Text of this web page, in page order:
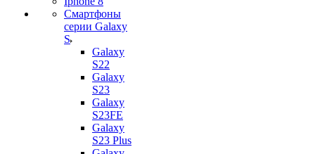
Смартфоны
серии Galaxy
S
Galaxy
S22
Galaxy
S23
Galaxy
S23FE
Galaxy
S23 Plus